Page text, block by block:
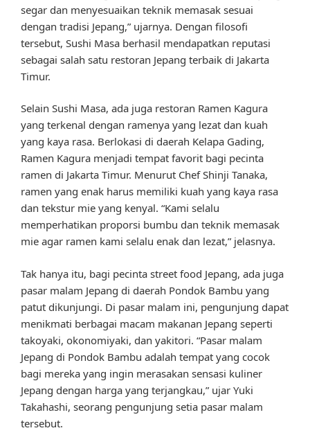
segar dan menyesuaikan teknik memasak sesuai
dengan tradisi Jepang,” ujarnya. Dengan filosofi
tersebut, Sushi Masa berhasil mendapatkan reputasi
sebagai salah satu restoran Jepang terbaik di Jakarta
Timur.
Selain Sushi Masa, ada juga restoran Ramen Kagura
yang terkenal dengan ramenya yang lezat dan kuah
yang kaya rasa. Berlokasi di daerah Kelapa Gading,
Ramen Kagura menjadi tempat favorit bagi pecinta
ramen di Jakarta Timur. Menurut Chef Shinji Tanaka,
ramen yang enak harus memiliki kuah yang kaya rasa
dan tekstur mie yang kenyal. “Kami selalu
memperhatikan proporsi bumbu dan teknik memasak
mie agar ramen kami selalu enak dan lezat,” jelasnya.
Tak hanya itu, bagi pecinta street food Jepang, ada juga
pasar malam Jepang di daerah Pondok Bambu yang
patut dikunjungi. Di pasar malam ini, pengunjung dapat
menikmati berbagai macam makanan Jepang seperti
takoyaki, okonomiyaki, dan yakitori. “Pasar malam
Jepang di Pondok Bambu adalah tempat yang cocok
bagi mereka yang ingin merasakan sensasi kuliner
Jepang dengan harga yang terjangkau,” ujar Yuki
Takahashi, seorang pengunjung setia pasar malam
tersebut.